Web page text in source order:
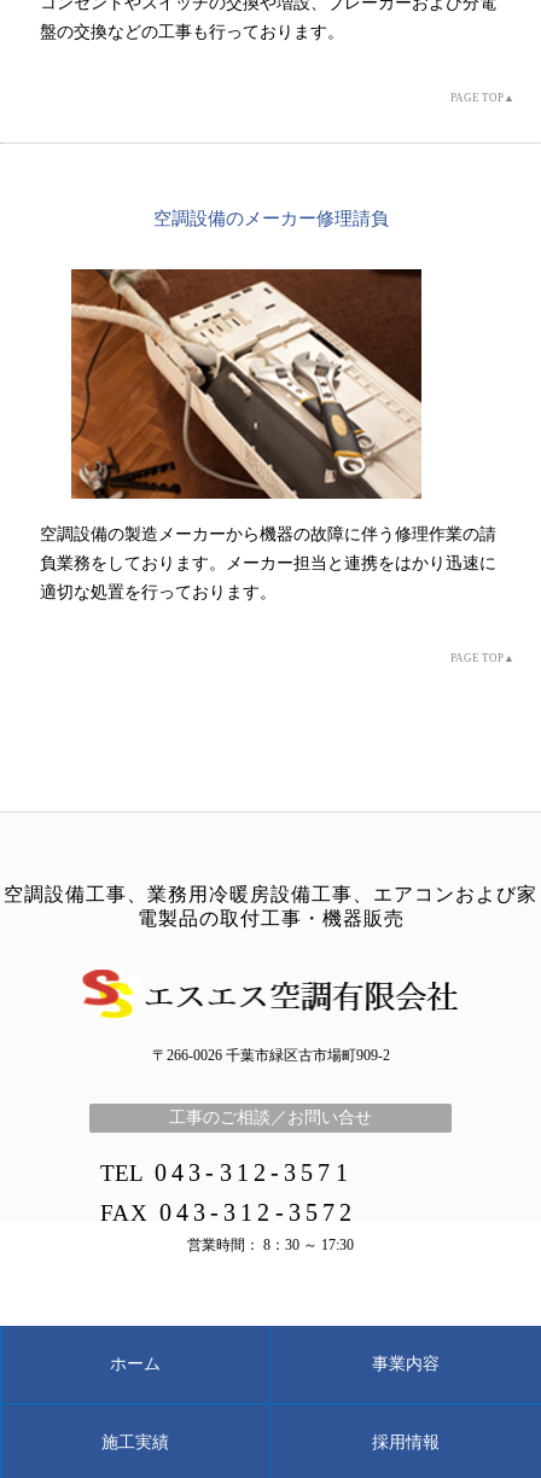
盤の交換などの工事も行っております。
PAGE TOP▲
空調設備のメーカー修理請負
空調設備の製造メーカーから機器の故障に伴う修理作業の請
負業務をしております。メーカー担当と連携をはかり迅速に
適切な処置を行っております。
PAGE TOP▲
空調設備工事、業務用冷暖房設備工事、エアコンおよび家
電製品の取付工事・機器販売
〒266-0026 千葉市緑区古市場町909-2
工事のご相談／お問い合せ
TEL 043-312-3571
FAX 043-312-3572
営業時間： 8：30 ～ 17:30
ホーム 事業内容
施工実績 採用情報